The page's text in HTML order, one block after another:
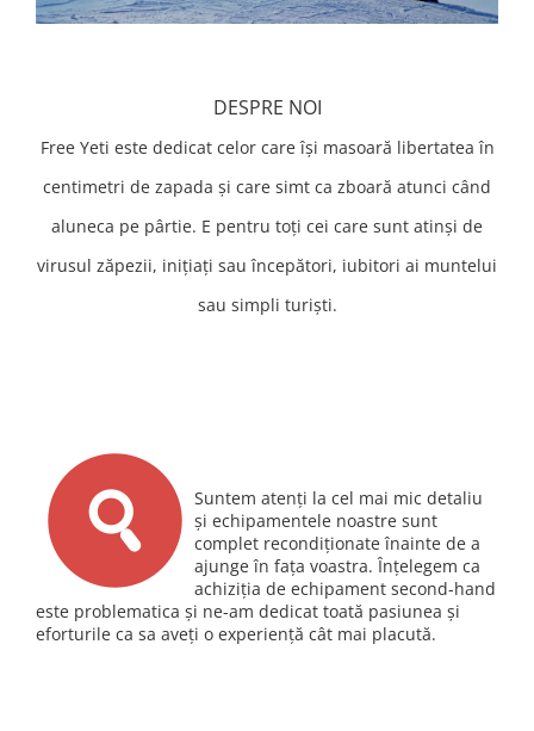
Bețe
Bețe noi copii
DESPRE NOI
Free Yeti este dedicat celor care îşi masoară libertatea în
centimetri de zapada şi care simt ca zboară atunci când
aluneca pe pârtie. E pentru toţi cei care sunt atinşi de
virusul zăpezii, iniţiaţi sau începători, iubitori ai muntelui
sau simpli turişti.
Suntem atenţi la cel mai mic detaliu
şi echipamentele noastre sunt
complet recondiţionate înainte de a
ajunge în faţa voastra. Înţelegem ca
achiziţia de echipament second-hand
este problematica şi ne-am dedicat toată pasiunea şi
eforturile ca sa aveţi o experienţă cât mai placută.